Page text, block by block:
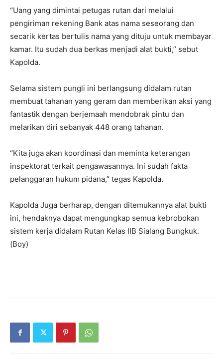
“Uang yang dimintai petugas rutan dari melalui
pengiriman rekening Bank atas nama seseorang dan
secarik kertas bertulis nama yang dituju untuk membayar
kamar. Itu sudah dua berkas menjadi alat bukti,” sebut
Kapolda.
Selama sistem pungli ini berlangsung didalam rutan
membuat tahanan yang geram dan memberikan aksi yang
fantastik dengan berjemaah mendobrak pintu dan
melarikan diri sebanyak 448 orang tahanan.
“Kita juga akan koordinasi dan meminta keterangan
inspektorat terkait pengawasannya. Ini sudah fakta
pelanggaran hukum pidana,” tegas Kapolda.
Kapolda Juga berharap, dengan ditemukannya alat bukti
ini, hendaknya dapat mengungkap semua kebrobokan
sistem kerja didalam Rutan Kelas IIB Sialang Bungkuk.
(Boy)